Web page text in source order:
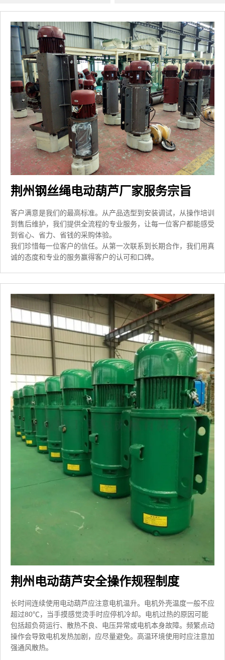
荆州钢丝绳电动葫芦厂家服务宗旨
客户满意是我们的最高标准。从产品选型到安装调试，从操作培训
到售后维护，我们提供全流程的专业服务，让每一位客户都能感受
到省心、省力、省钱的采购体验。
我们珍惜每一位客户的信任。从第一次联系到长期合作，我们用真
诚的态度和专业的服务赢得客户的认可和口碑。
荆州电动葫芦安全操作规程制度
长时间连续使用电动葫芦应注意电机温升。电机外壳温度一般不应
超过80℃，当手摸感觉烫手时应停机冷却。电机过热的原因可能
包括超负荷运行、散热不良、电压异常或电机本身故障。频繁点动
操作会导致电机发热加剧，应尽量避免。高温环境使用时应注意加
强通风散热。